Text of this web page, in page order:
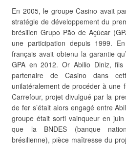
En 2005, le groupe Casino avait
stratégie de développement du
brésilien Grupo Pão de Açúcar
une participation depuis 1999.
français avait obtenu la garantie
GPA en 2012. Or Abilio Diniz,
partenaire de Casino dans
unilatéralement de procéder à une
Carrefour, projet divulgué par la
de fer s’était alors engagé entre
groupe était sorti vainqueur en
que la BNDES (banque
brésilienne), pièce maîtresse du